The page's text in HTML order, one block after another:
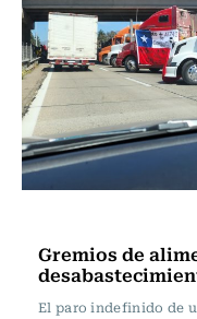
Gremios de
El paro indefinido de